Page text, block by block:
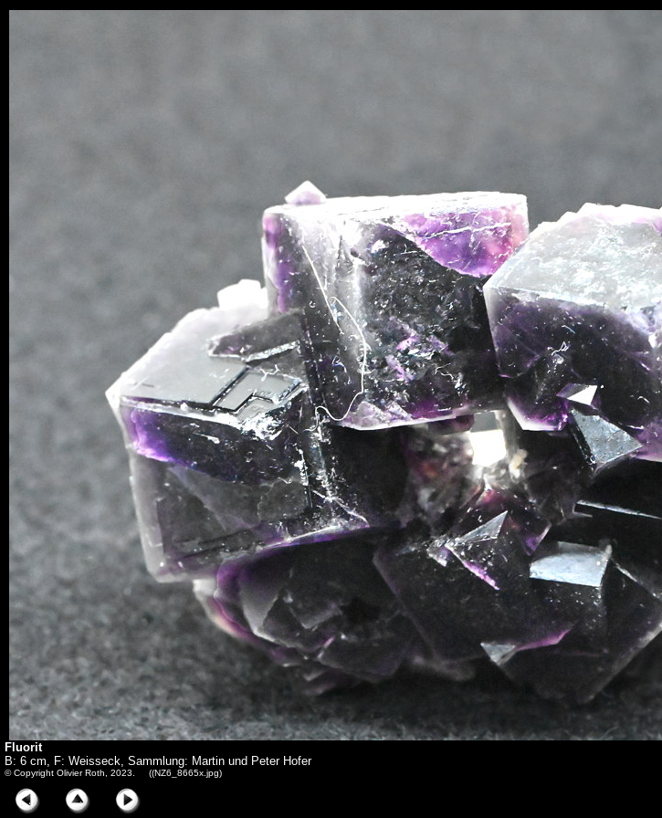
Fluorit
B: 6 cm, F: Weisseck, Sammlung: Martin und Peter Hofer
© Copyright Olivier Roth, 2023. ((NZ6_8665x.jpg)